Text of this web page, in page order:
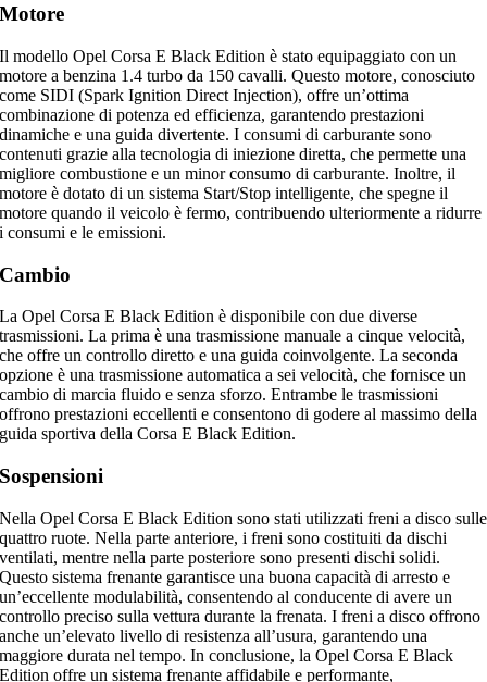
Motore
Il modello Opel Corsa E Black Edition è stato equipaggiato con un
motore a benzina 1.4 turbo da 150 cavalli. Questo motore, conosciuto
come SIDI (Spark Ignition Direct Injection), offre un’ottima
combinazione di potenza ed efficienza, garantendo prestazioni
dinamiche e una guida divertente. I consumi di carburante sono
contenuti grazie alla tecnologia di iniezione diretta, che permette una
migliore combustione e un minor consumo di carburante. Inoltre, il
motore è dotato di un sistema Start/Stop intelligente, che spegne il
motore quando il veicolo è fermo, contribuendo ulteriormente a ridurre
i consumi e le emissioni.
Cambio
La Opel Corsa E Black Edition è disponibile con due diverse
trasmissioni. La prima è una trasmissione manuale a cinque velocità,
che offre un controllo diretto e una guida coinvolgente. La seconda
opzione è una trasmissione automatica a sei velocità, che fornisce un
cambio di marcia fluido e senza sforzo. Entrambe le trasmissioni
offrono prestazioni eccellenti e consentono di godere al massimo della
guida sportiva della Corsa E Black Edition.
Sospensioni
Nella Opel Corsa E Black Edition sono stati utilizzati freni a disco sulle
quattro ruote. Nella parte anteriore, i freni sono costituiti da dischi
ventilati, mentre nella parte posteriore sono presenti dischi solidi.
Questo sistema frenante garantisce una buona capacità di arresto e
un’eccellente modulabilità, consentendo al conducente di avere un
controllo preciso sulla vettura durante la frenata. I freni a disco offrono
anche un’elevato livello di resistenza all’usura, garantendo una
maggiore durata nel tempo. In conclusione, la Opel Corsa E Black
Edition offre un sistema frenante affidabile e performante,